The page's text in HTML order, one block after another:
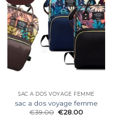
SAC A DOS VOYAGE FEMME
sac a dos voyage femme
€39.00 €28.00